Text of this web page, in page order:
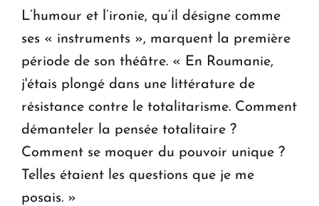
L’humour et l’ironie, qu’il désigne comme
ses « instruments », marquent la première
période de son théâtre. « En Roumanie,
j'étais plongé dans une littérature de
résistance contre le totalitarisme. Comment
démanteler la pensée totalitaire ?
Comment se moquer du pouvoir unique ?
Telles étaient les questions que je me
posais. »